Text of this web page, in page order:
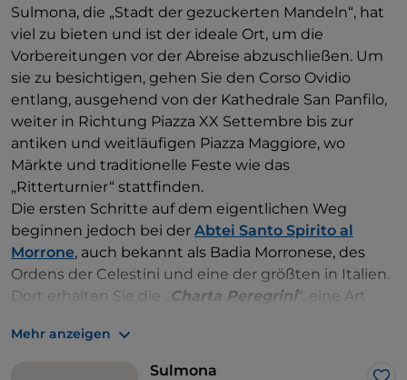
Sulmona, die „Stadt der gezuckerten Mandeln“, hat
viel zu bieten und ist der ideale Ort, um die
Vorbereitungen vor der Abreise abzuschließen. Um
sie zu besichtigen, gehen Sie den Corso Ovidio
entlang, ausgehend von der Kathedrale San Panfilo,
weiter in Richtung Piazza XX Settembre bis zur
antiken und weitläufigen Piazza Maggiore, wo
Märkte und traditionelle Feste wie das
„Ritterturnier“ stattfinden.
Die ersten Schritte auf dem eigentlichen Weg
beginnen jedoch bei der Abtei Santo Spirito al
Morrone, auch bekannt als Badia Morronese, des
Ordens der Celestini und eine der größten in Italien.
Dort erhalten Sie die „
Charta Peregrini“, eine Art
den Wanderern auf dem Weg passiert werden. Die
Route der ersten Etappe ist einfach, mit einem
Mehr anzeigen
Sulmona